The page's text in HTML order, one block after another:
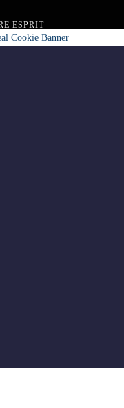
ESPRIT
Cookie Banner